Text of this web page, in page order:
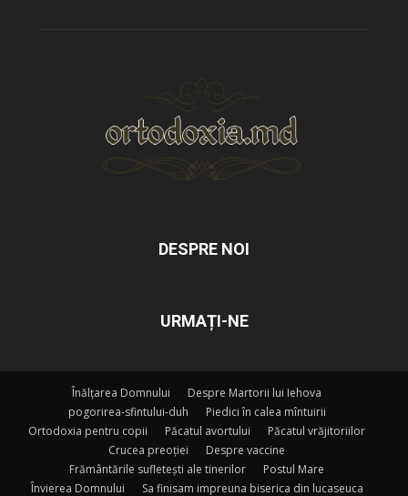
DESPRE NOI
URMAȚI-NE
Înălțarea Domnului
Despre Martorii lui Iehova
pogorirea-sfintului-duh
Piedici în calea mîntuirii
Ortodoxia pentru copii
Păcatul avortului
Păcatul vrăjitoriilor
Crucea preoției
Despre vaccine
Frământările sufletești ale tinerilor
Postul Mare
Învierea Domnului
Sa finisam impreuna biserica din lucaseuca